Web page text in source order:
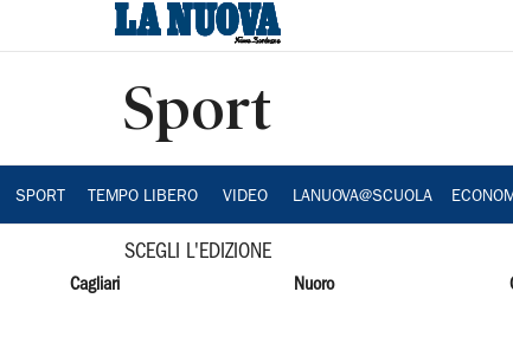
Sport
SPORT TEMPO LIBERO VIDEO LANUOVA@SCUOLA
SCEGLI L'EDIZIONE
Cagliari Nuoro